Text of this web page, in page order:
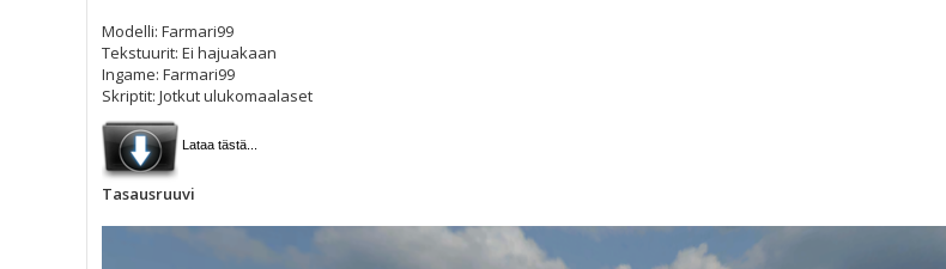
Modelli: Farmari99
Tekstuurit: Ei hajuakaan
Ingame: Farmari99
Skriptit: Jotkut ulukomaalaset
Lataa tästä...
Tasausruuvi